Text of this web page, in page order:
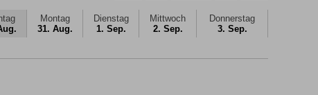
Montag
31. Aug.
Dienstag
1. Sep.
Mittwoch
2. Sep.
Donnerstag
3. Sep.